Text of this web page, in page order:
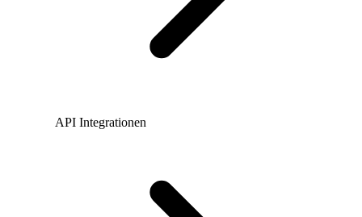
API Integrationen